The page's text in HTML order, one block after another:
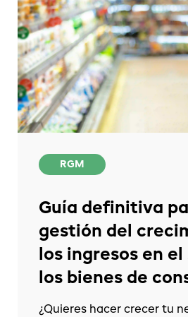
RGM
Guía definitiva
gestión del
los ingresos en
los bienes de
¿Quieres hacer crecer tu